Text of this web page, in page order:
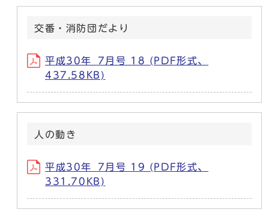
交番・消防団だより
平成30年_7月号 18 (PDF形式、
437.58KB)
人の動き
平成30年_7月号 19 (PDF形式、
331.70KB)